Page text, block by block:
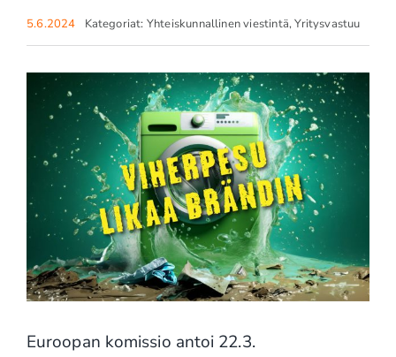
5.6.2024 Kategoriat: Yhteiskunnallinen viestintä,Yritysvastuu
Euroopan komissio antoi 22.3.